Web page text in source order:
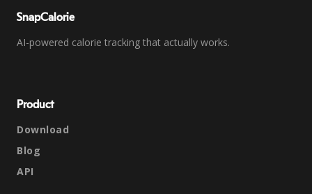
SnapCalorie
AI-powered calorie tracking that actually works.
Product
Download
Blog
API